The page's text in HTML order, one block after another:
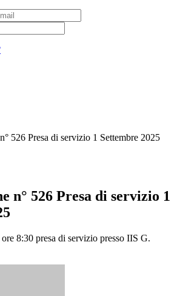
526 Presa di servizio 1 Settembre 2025
n° 526 Presa di servizio 1
8:30 presa di servizio presso IIS G.